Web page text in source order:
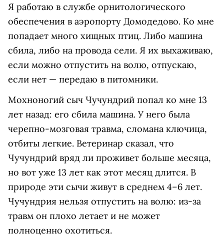
Я работаю в службе орнитологического
обеспечения в аэропорту Домодедово. Ко мне
попадает много хищных птиц. Либо машина
сбила, либо на провода сели. Я их выхаживаю,
если можно отпустить на волю, отпускаю,
если нет — передаю в питомники.
Мохноногий сыч Чучундрий попал ко мне 13
лет назад: его сбила машина. У него была
черепно-мозговая травма, сломана ключица,
отбиты легкие. Ветеринар сказал, что
Чучундрий вряд ли проживет больше месяца,
но вот уже 13 лет как этот месяц длится. В
природе эти сычи живут в среднем 4–6 лет.
Чучундрия нельзя отпустить на волю: из-за
травм он плохо летает и не может
полноценно охотиться.